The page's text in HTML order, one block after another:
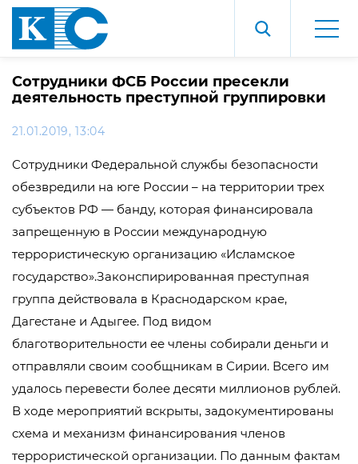
Сотрудники ФСБ России пресекли
деятельность преступной группировки
21.01.2019, 13:04
Сотрудники Федеральной службы безопасности
обезвредили на юге России – на территории трех
субъектов РФ — банду, которая финансировала
запрещенную в России международную
террористическую организацию «Исламское
государство».Законспирированная преступная
группа действовала в Краснодарском крае,
Дагестане и Адыгее. Под видом
благотворительности ее члены собирали деньги и
отправляли своим сообщникам в Сирии. Всего им
удалось перевести более десяти миллионов рублей.
В ходе мероприятий вскрыты, задокументированы
схема и механизм финансирования членов
террористической организации. По данным фактам